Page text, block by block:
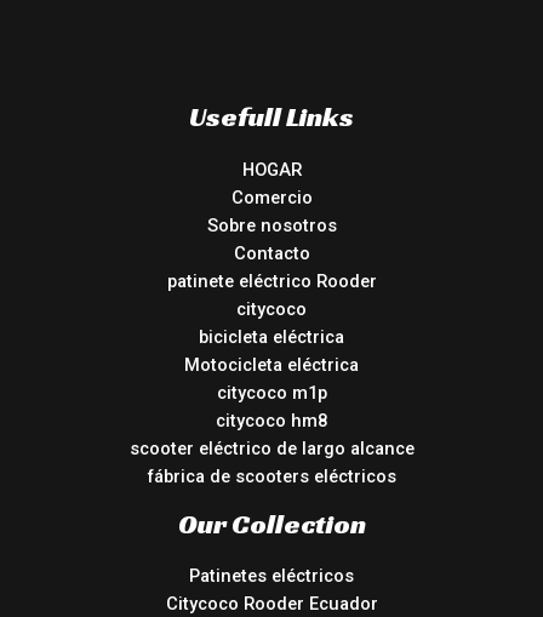
Usefull Links
HOGAR
Comercio
Sobre nosotros
Contacto
patinete eléctrico Rooder
citycoco
bicicleta eléctrica
Motocicleta eléctrica
citycoco m1p
citycoco hm8
scooter eléctrico de largo alcance
fábrica de scooters eléctricos
Our Collection
Patinetes eléctricos
Citycoco Rooder Ecuador